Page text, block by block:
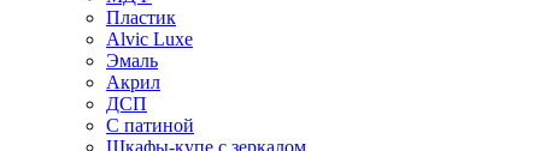
Пластик
Alvic Luxe
Эмаль
Акрил
ДСП
С патиной
Шкафы-купе с зеркалом